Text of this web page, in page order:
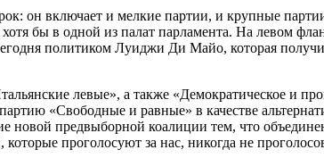
он включает и мелкие партии, и крупные
бы в одной из палат парламента. На левом
политиком Луиджи Ди Майо, которая
левые», а также «Демократическое и
«Свободные и равные» в качестве
предвыборной коалиции тем, что
проголосуют за нас, никогда не